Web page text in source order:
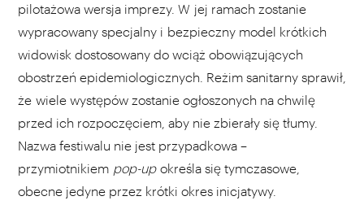
pilotażowa wersja imprezy. W jej ramach zostanie
wypracowany specjalny i bezpieczny model krótkich
widowisk dostosowany do wciąż obowiązujących
obostrzeń epidemiologicznych. Reżim sanitarny sprawił,
że wiele występów zostanie ogłoszonych na chwilę
przed ich rozpoczęciem, aby nie zbierały się tłumy.
Nazwa festiwalu nie jest przypadkowa –
przymiotnikiem pop-up określa się tymczasowe,
obecne jedyne przez krótki okres inicjatywy.